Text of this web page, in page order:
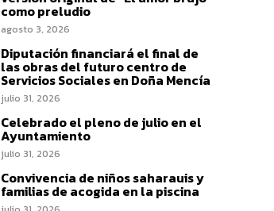
como preludio
agosto 3, 2026
Diputación financiará el final de
las obras del futuro centro de
Servicios Sociales en Doña Mencía
julio 31, 2026
Celebrado el pleno de julio en el
Ayuntamiento
julio 31, 2026
Convivencia de niños saharauis y
familias de acogida en la piscina